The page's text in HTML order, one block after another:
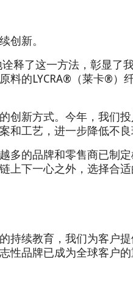
创新。
释了这一方法，彰显了
料的LYCRA®（莱卡®
创新方式。今年，我们
和工艺，进一步降低不
多的品牌和零售商已制
上下一心之外，选择合
持续教育，我们为客户
品牌已成为全球客户的